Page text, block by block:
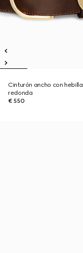
Cinturón ancho con hebilla
redonda
€ 550